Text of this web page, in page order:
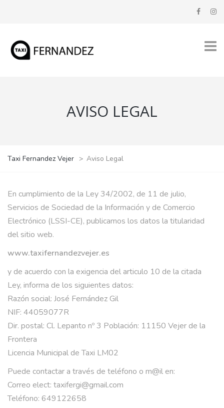
AVISO LEGAL
Taxi Fernandez Vejer > Aviso Legal
En cumplimiento de la Ley 34/2002, de 11 de julio,
Servicios de Sociedad de la Información y de Comercio
Electrónico (LSSI-CE), publicamos los datos la titularidad
del sitio web.
www.taxifernandezvejer.es
y de acuerdo con la exigencia del articulo 10 de la citada
Ley, informa de los siguientes datos:
Razón social: José Fernández Gil
NIF: 44059077R
Dir. postal: Cl. Lepanto nº 3 Población: 11150 Vejer de la
Frontera
Licencia Municipal de Taxi LM02
Puede contactar a través de teléfono o m@il en:
Correo elect: taxifergi@gmail.com
Teléfono: 649122658